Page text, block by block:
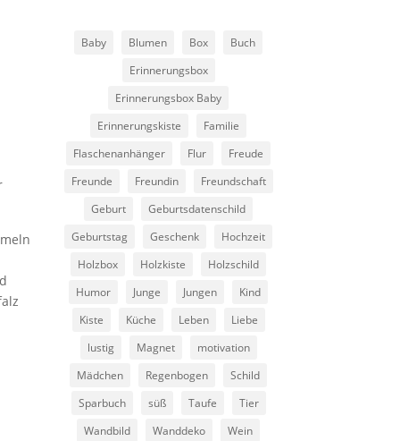
Baby Blumen Box
Buch
Erinnerungsbox
Erinnerungsbox Baby
Erinnerungskiste
Familie
Flaschenanhänger
Flur
Freude
Freunde
Freundin
Freundschaft
Geburt
Geburtsdatenschild
Geburtstag
Geschenk
Hochzeit
Holzbox
Holzkiste
Holzschild
Humor
Junge Jungen
Kind
Kiste
Küche Leben
Liebe
lustig
Magnet
motivation
Mädchen
Regenbogen
Schild
Sparbuch
süß Taufe
Tier
Wandbild
Wanddeko
Wein